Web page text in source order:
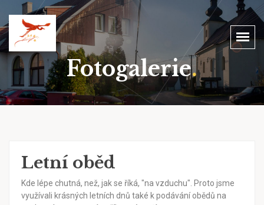
Fotogalerie.
Letní oběd
Kde lépe chutná, než, jak se říká, "na vzduchu". Proto jsme
využívali krásných letních dnů také k podávání obědů na